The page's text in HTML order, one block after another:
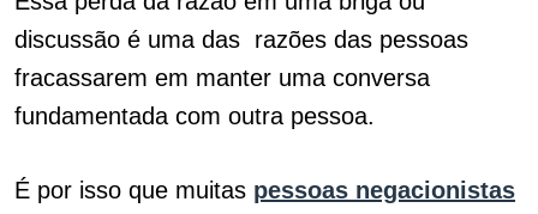
discussão é uma das razões das pessoas
fracassarem em manter uma conversa
fundamentada com outra pessoa.
É por isso que muitas pessoas negacionistas